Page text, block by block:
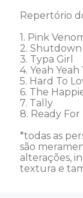
Repertório
1. Pink
2. Shutdown
3. Typa Girl
4. Yeah Yeah
5. Hard To
6. The
7. Tally
8. Ready For
*todas as
são
alterações,
textura e